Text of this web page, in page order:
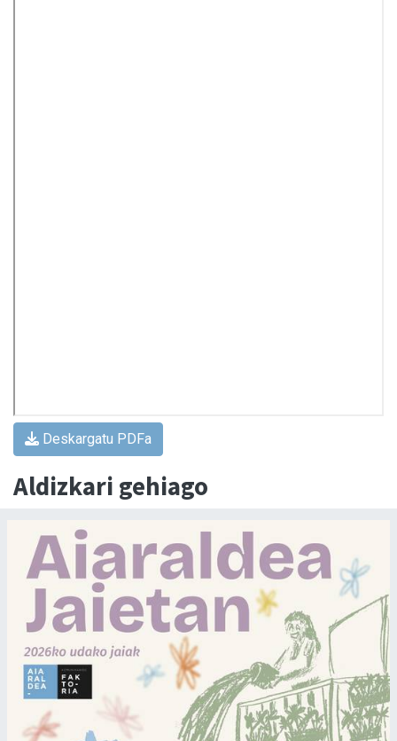
Deskargatu PDFa
Aldizkari gehiago